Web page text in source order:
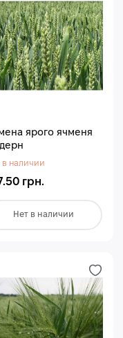
ярого ячменя
в наличии
грн.
Нет в наличии